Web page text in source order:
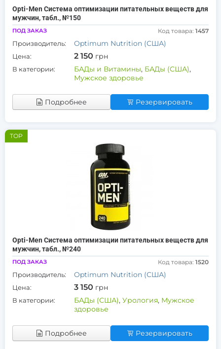
Opti-Men Система оптимизации питательных веществ для
мужчин, табл., №150
ПОД ЗАКАЗ Код товара: 1457
Производитель: Optimum Nutrition (США)
Цена: 2 150 грн
В категории: БАДы и Витамины, БАДы (США),
Мужское здоровье
Подробнее Резервировать
TOP
Opti-Men Система оптимизации питательных веществ для
мужчин, табл., №240
ПОД ЗАКАЗ Код товара: 1520
Производитель: Optimum Nutrition (США)
Цена: 3 150 грн
В категории: БАДы (США), Урология, Мужское
здоровье
Подробнее Резервировать